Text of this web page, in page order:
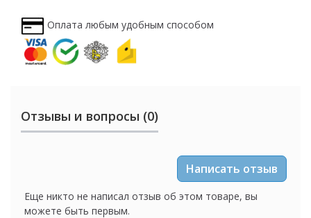
Оплата любым удобным способом
Отзывы и вопросы (0)
Написать отзыв
Еще никто не написал отзыв об этом товаре, вы
можете быть первым.